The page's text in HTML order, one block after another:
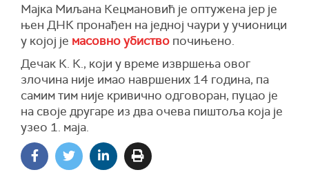
Мајка Миљана Кецмановић је оптужена јер је
њен ДНК пронађен на једној чаури у учионици
у којој је масовно убиство почињено.
Дечак К. К., који у време извршења овог
злочина није имао навршених 14 година, па
самим тим није кривично одговоран, пуцао је
на своје другаре из два очева пиштоља која је
узео 1. маја.